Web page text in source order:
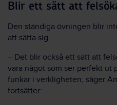
Blir ett sätt att
Den ständiga övningen blir
att sätta sig.
– Det blir också ett sätt att
vara något som ser perfekt ut
funkar i verkligheten, säger
fortsätter: